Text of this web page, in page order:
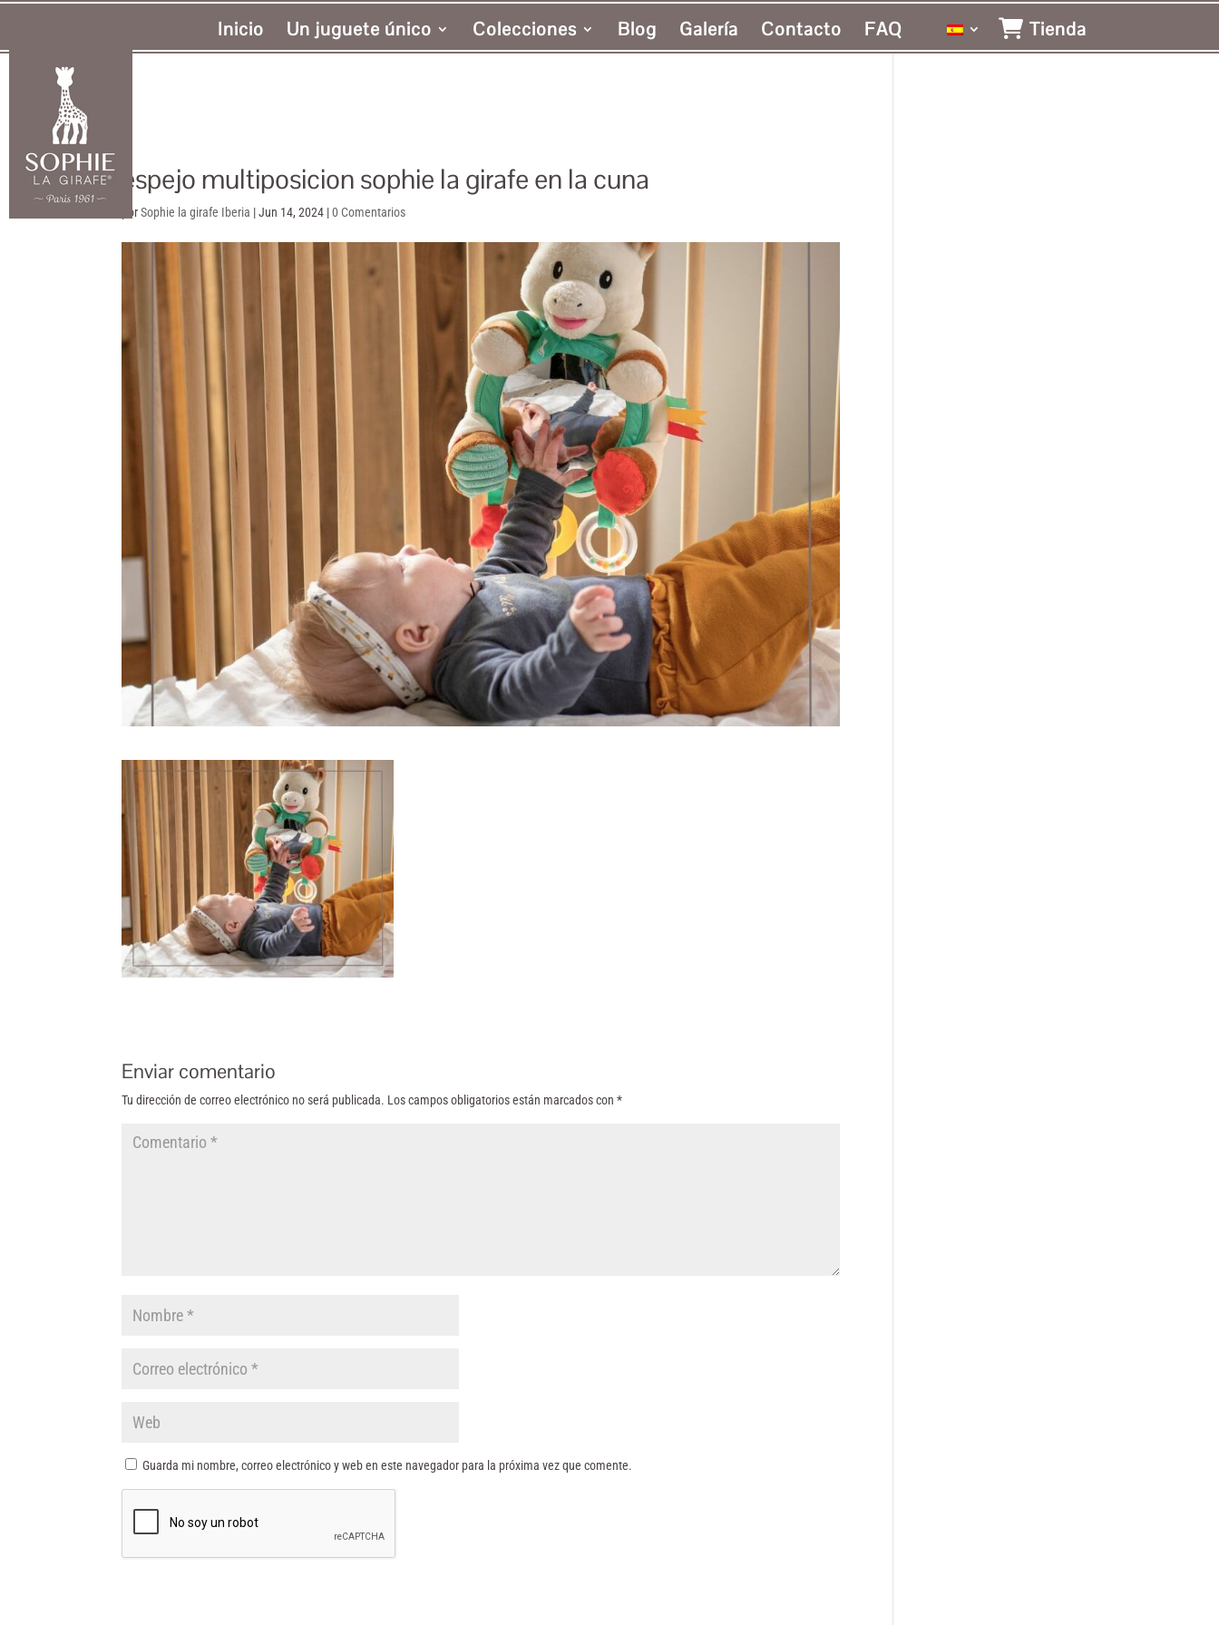
Inicio Un juguete único Colecciones Blog Galería Contacto FAQ Tienda
espejo multiposicion sophie la girafe en la cuna
porSophie la girafe Iberia |Jun 14, 2024 |0 Comentarios
Enviar comentario
Tu dirección de correo electrónico no será publicada. Los campos obligatorios están marcados con*
Guarda mi nombre, correo electrónico y web en este navegador para la próxima vez que comente.